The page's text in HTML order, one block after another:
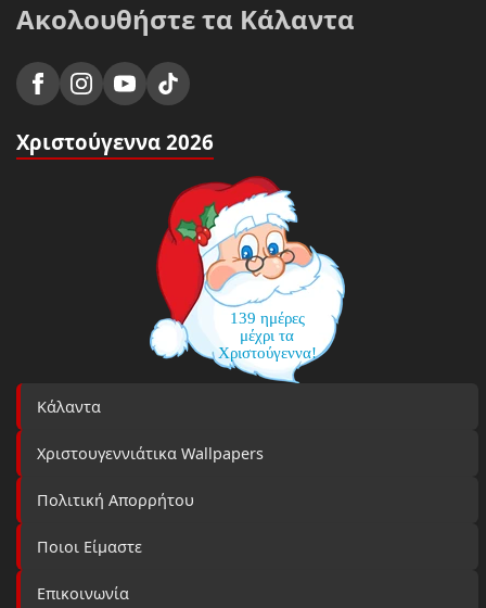
Ακολουθήστε τα Κάλαντα
Χριστούγεννα 2026
139 ημέρες
μέχρι τα
Χριστούγεννα!
Κάλαντα
Χριστουγεννιάτικα Wallpapers
Πολιτική Απορρήτου
Ποιοι Είμαστε
Επικοινωνία